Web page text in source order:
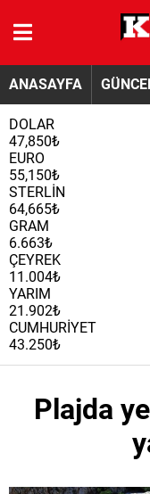
ANASAYFA
DOLAR
47,850₺
EURO
55,150₺
STERLİN
64,665₺
GRAM
6.663₺
ÇEYREK
11.004₺
YARIM
21.902₺
CUMHURİYET
43.250₺
Plajda